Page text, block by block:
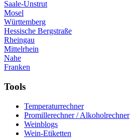
Saale-Unstrut
Mosel
Württemberg
Hessische Bergstraße
Rheingau
Mittelrhein
Nahe
Franken
Tools
Temperaturrechner
Promillerechner / Alkoholrechner
Weinblogs
Wein-Etiketten